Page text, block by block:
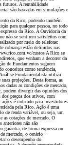
futuros. A rentabilidade
são baseadas em simulações e
da Rico, podendo também
para qualquer pessoa, no todo
da Rico. A Ouvidoria da
não se sentirem satisfeitos com
por meio do telefone:
cobrança estão definidos nas
custos A Rico se
que venham a decorrer da
de Fundamentos seguem
conceitos como tendência,
Fundamentalista utiliza
projeções. Desta forma, as
dadas as condições de mercado,
podem divergir das opiniões dos
preços dos ativos, com
é indicado para investidores
pela Rico. Ação é uma
de renda variável, ou seja, um
as cotações de mercado. O
anteriores não são
garantia, de forma expressa ou
mercado, o cenário
o desempenho do